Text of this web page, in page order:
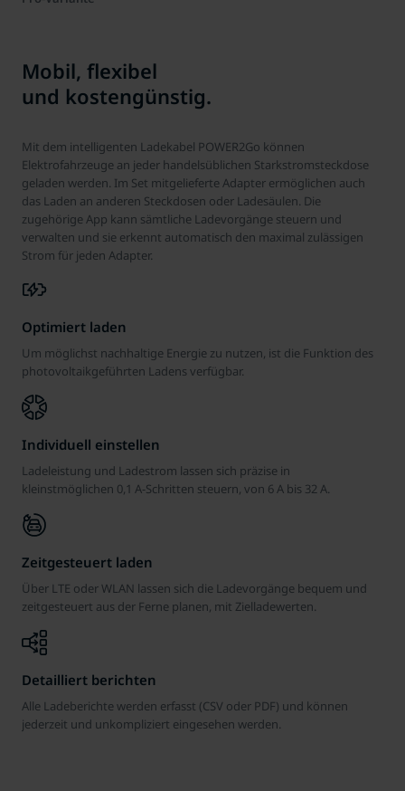
Mobil, flexibel
und kostengünstig.
Mit dem intelligenten Ladekabel POWER2Go können
Elektrofahrzeuge an jeder handelsüblichen Starkstromsteckdose
geladen werden. Im Set mitgelieferte Adapter ermöglichen auch
das Laden an anderen Steckdosen oder Ladesäulen. Die
zugehörige App kann sämtliche Ladevorgänge steuern und
verwalten und sie erkennt automatisch den maximal zulässigen
Strom für jeden Adapter.
Optimiert laden
Um möglichst nachhaltige Energie zu nutzen, ist die Funktion des
photovoltaikgeführten Ladens verfügbar.
Individuell einstellen
Ladeleistung und Ladestrom lassen sich präzise in
kleinstmöglichen 0,1 A-Schritten steuern, von 6 A bis 32 A.
Zeitgesteuert laden
Über LTE oder WLAN lassen sich die Ladevorgänge bequem und
zeitgesteuert aus der Ferne planen, mit Zielladewerten.
Detailliert berichten
Alle Ladeberichte werden erfasst (CSV oder PDF) und können
jederzeit und unkompliziert eingesehen werden.
POWER für unterwegs
Mobile Wallbox
POWER2Go App